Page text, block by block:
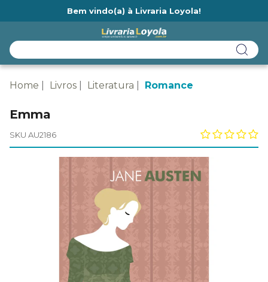
Bem vindo(a) à Livraria Loyola!
Home Livros Literatura Romance
Emma
SKU AU2186